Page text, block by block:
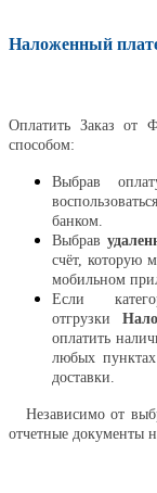
Наложенный
Оплатить Заказ от
способом:
Выбрав
банком.
Выбрав
счёт, которую
мобильном
Если
отгрузки
оплатить
любых
доставки.
Независимо от
отчетные документы